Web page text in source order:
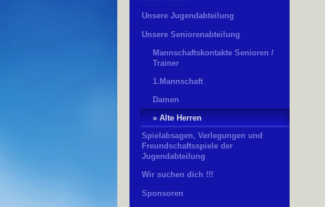
Unsere Jugendabteilung
Unsere Seniorenabteilung
Mannschaftskontakte Senioren /
Trainer
1.Mannschaft
Damen
Alte Herren
Spielabsagen, Verlegungen und
Freundschaftsspiele der
Jugendabteilung
Wir suchen dich !!!
Sponsoren